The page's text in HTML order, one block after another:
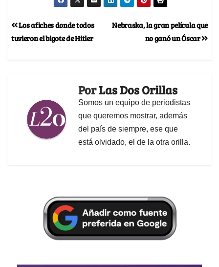
Nebraska, la gran película que
no ganó un Óscar
Los afiches donde todos
tuvieron el bigote de Hitler
PorLas Dos Orillas
Somos un equipo de periodistas
que queremos mostrar, además
del país de siempre, ese que
está olvidado, el de la otra orilla.